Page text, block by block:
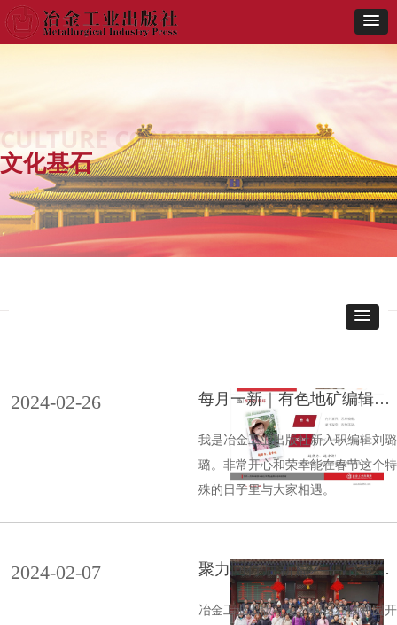
每月一新｜有色地矿编辑中
心 刘璐璐
我是冶金工业出版社新入职编辑刘璐
璐。非常开心和荣幸能在春节这个特
殊的日子里与大家相遇。
2024-02-26
聚力同行启新篇——冶金工
业出版社开展“迎新春健步
行”活动
冶金工业出版社于2月4日在颐和园开
2024-02-07
文化基石
CULTURE CONSTRUCTION